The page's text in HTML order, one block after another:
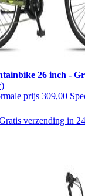
26 inch -
prijs 309,00
verzending in